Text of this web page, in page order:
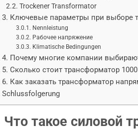
Trockener Transformator
3. Ключевые параметры при выборе
Nennleistung
Рабочее напряжение
Klimatische Bedingungen
4. Почему многие компании
5. Сколько стоит трансформатор
6. Как заказать трансформатор
Schlussfolgerung
Что такое силовой